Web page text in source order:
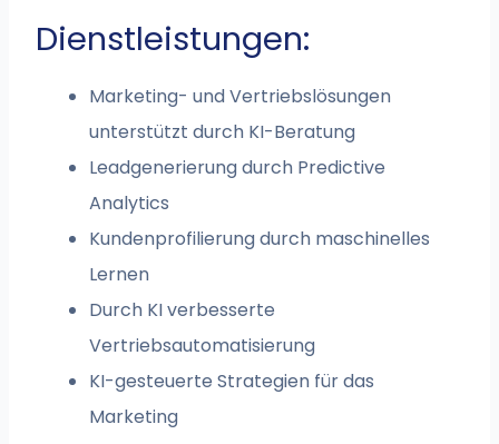
Dienstleistungen:
Marketing- und Vertriebslösungen
unterstützt durch KI-Beratung
Leadgenerierung durch Predictive
Analytics
Kundenprofilierung durch maschinelles
Lernen
Durch KI verbesserte
Vertriebsautomatisierung
KI-gesteuerte Strategien für das
Marketing